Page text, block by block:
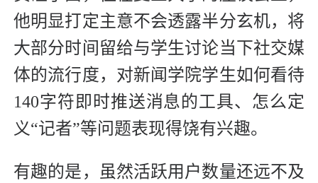
他明显打定主意不会透露半分玄机，将
大部分时间留给与学生讨论当下社交媒
体的流行度，对新闻学院学生如何看待
140字符即时推送消息的工具、怎么定
义“记者”等问题表现得饶有兴趣。
有趣的是，虽然活跃用户数量还远不及